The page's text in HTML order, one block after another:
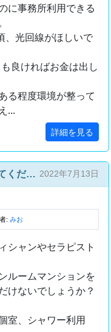
に事務所利用できる
、光回線がほしいで
良ければお金は出し
る程度環境が整って
...
詳細を見る
余ってるワンルームのお部屋貸してください！ 2022年7月13日
: みお
シャンやセラピスト
ルームマンションを
けないでしょうか？
室、シャワー利用